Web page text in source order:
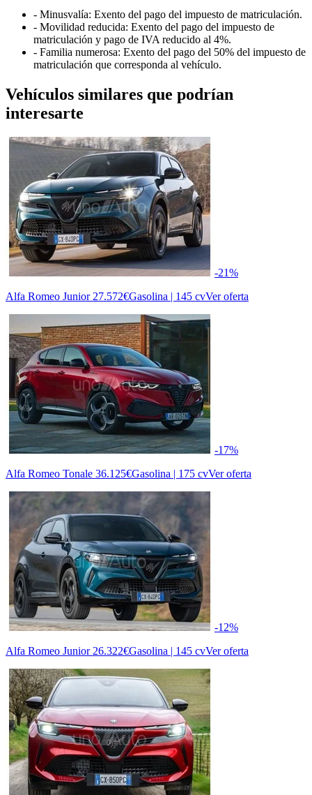
- Minusvalía: Exento del pago del impuesto de matriculación.
- Movilidad reducida: Exento del pago del impuesto de
matriculación y pago de IVA reducido al 4%.
- Familia numerosa: Exento del pago del 50% del impuesto de
matriculación que corresponda al vehículo.
Vehículos similares que podrían
interesarte
-21%
Alfa Romeo Junior 27.572€Gasolina | 145 cvVer oferta
-17%
Alfa Romeo Tonale 36.125€Gasolina | 175 cvVer oferta
-12%
Alfa Romeo Junior 26.322€Gasolina | 145 cvVer oferta